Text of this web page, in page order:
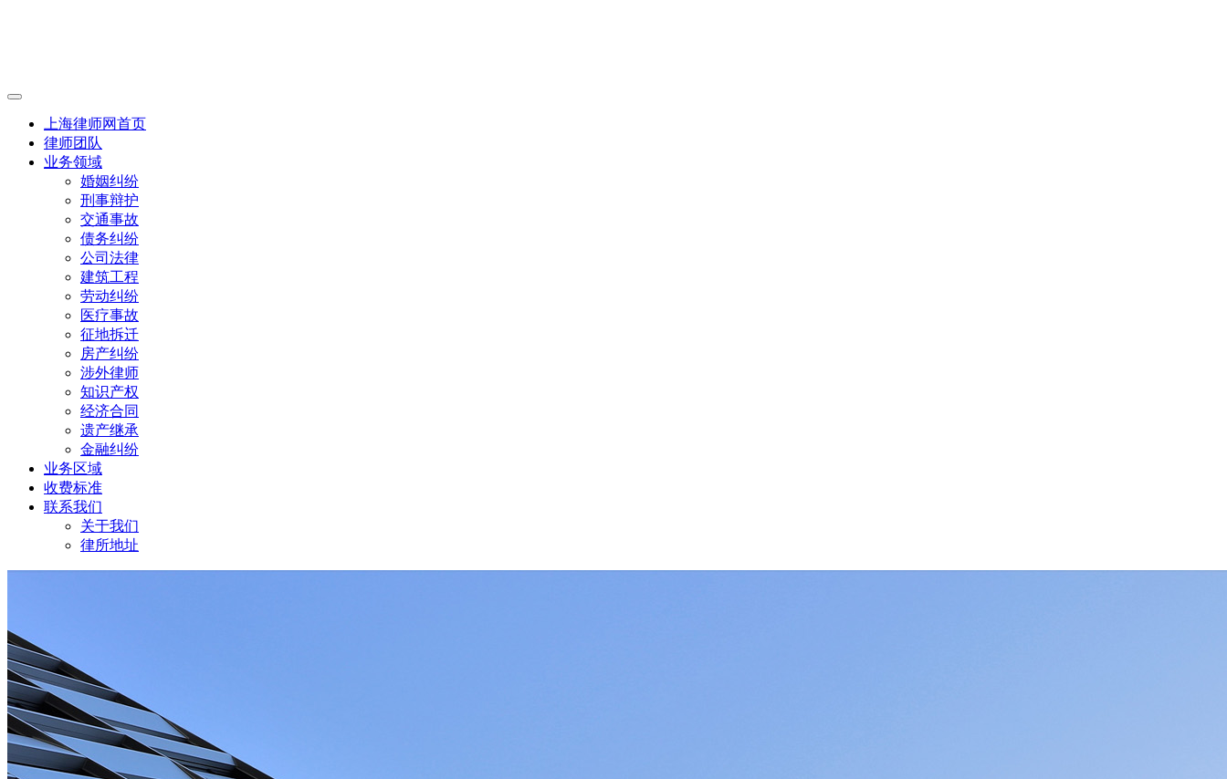
上海律师网首页
律师团队
业务领域
婚姻纠纷
刑事辩护
交通事故
债务纠纷
公司法律
建筑工程
劳动纠纷
医疗事故
征地拆迁
房产纠纷
涉外律师
知识产权
经济合同
遗产继承
金融纠纷
业务区域
收费标准
联系我们
关于我们
律所地址